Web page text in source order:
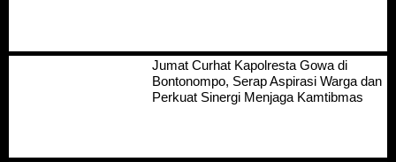
Jumat Curhat Kapolresta Gowa di
Bontonompo, Serap Aspirasi Warga dan
Perkuat Sinergi Menjaga Kamtibmas